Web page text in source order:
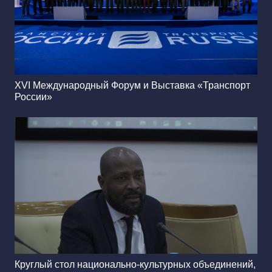
XVI Международный Форум и Выставка «Транспорт
России»
Круглый стол национально-культурных объединений,